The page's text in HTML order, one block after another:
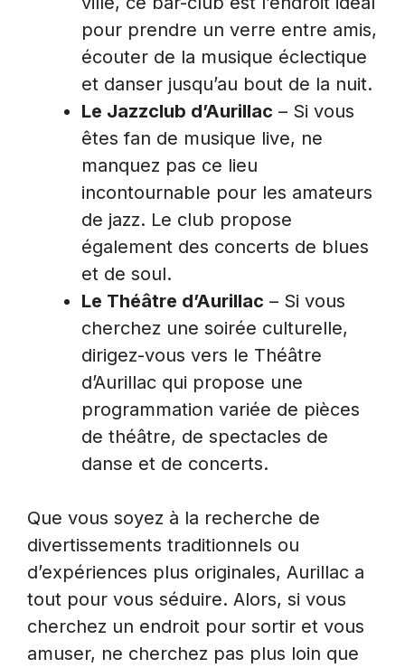
pour prendre un verre entre amis,
écouter de la musique éclectique
et danser jusqu’au bout de la nuit.
Le Jazzclub d’Aurillac – Si vous
êtes fan de musique live, ne
manquez pas ce lieu
incontournable pour les amateurs
de jazz. Le club propose
également des concerts de blues
et de soul.
Le Théâtre d’Aurillac – Si vous
cherchez une soirée culturelle,
dirigez-vous vers le Théâtre
d’Aurillac qui propose une
programmation variée de pièces
de théâtre, de spectacles de
danse et de concerts.
Que vous soyez à la recherche de
divertissements traditionnels ou
d’expériences plus originales, Aurillac a
tout pour vous séduire. Alors, si vous
cherchez un endroit pour sortir et vous
amuser, ne cherchez pas plus loin que